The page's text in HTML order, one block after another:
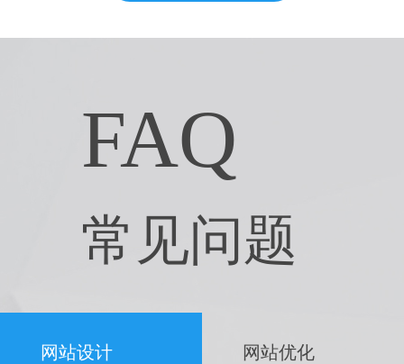
FAQ
常见问题
网站设计 网站优化